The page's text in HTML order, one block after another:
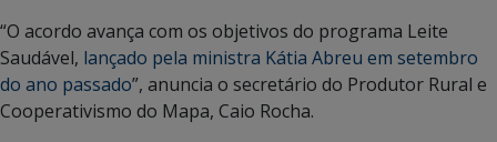
“O acordo avança com os objetivos do programa Leite
Saudável, lançado pela ministra Kátia Abreu em setembro
do ano passado”, anuncia o secretário do Produtor Rural e
Cooperativismo do Mapa, Caio Rocha.